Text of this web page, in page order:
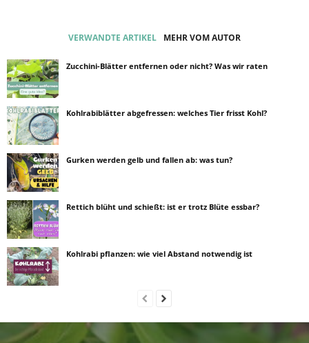
VERWANDTE ARTIKEL MEHR VOM AUTOR
Zucchini-Blätter entfernen oder nicht? Was wir raten
Kohlrabiblätter abgefressen: welches Tier frisst Kohl?
Gurken werden gelb und fallen ab: was tun?
Rettich blüht und schießt: ist er trotz Blüte essbar?
Kohlrabi pflanzen: wie viel Abstand notwendig ist